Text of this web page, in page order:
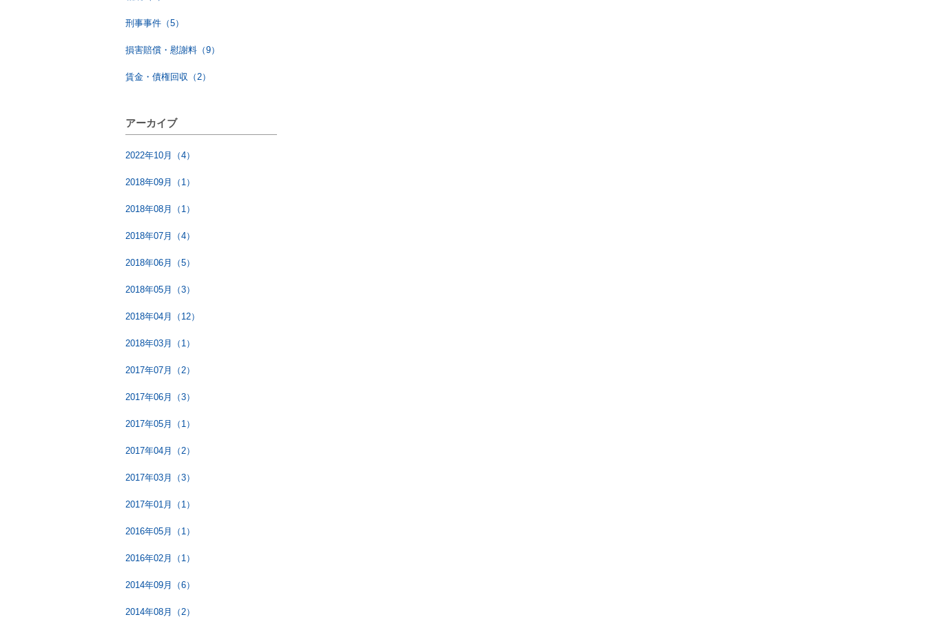
刑事事件（5）
損害賠償・慰謝料（9）
賃金・債権回収（2）
アーカイブ
2022年10月（4）
2018年09月（1）
2018年08月（1）
2018年07月（4）
2018年06月（5）
2018年05月（3）
2018年04月（12）
2018年03月（1）
2017年07月（2）
2017年06月（3）
2017年05月（1）
2017年04月（2）
2017年03月（3）
2017年01月（1）
2016年05月（1）
2016年02月（1）
2014年09月（6）
2014年08月（2）